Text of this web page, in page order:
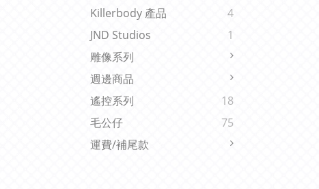
Killerbody 產品
4
JND Studios
1
雕像系列
週邊商品
遙控系列
18
毛公仔
75
運費/補尾款